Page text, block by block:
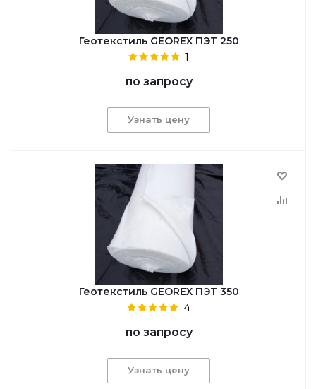
Геотекстиль GEОREX ПЭТ 250
1
по запросу
Узнать цену
Геотекстиль GEОREX ПЭТ 350
4
по запросу
Узнать цену